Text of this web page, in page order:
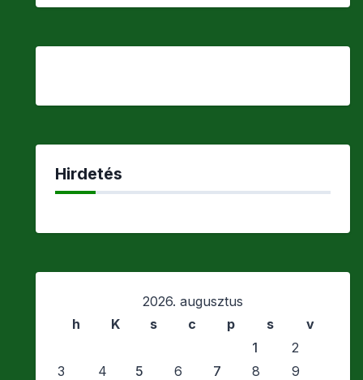
Hirdetés
2026. augusztus
h
K s c p s
v
1
2
3
4 5 6 7 8
9